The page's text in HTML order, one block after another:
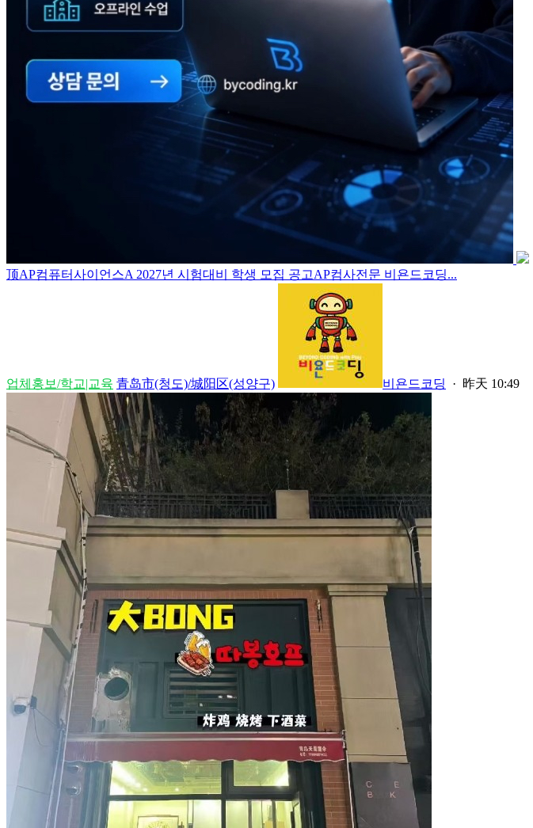
顶AP컴퓨터사이언스A 2027년 시험대비 학생 모집 공고AP컴사전문 비욘드코딩...
업체홍보/학교|교육 青岛市(청도)/城阳区(성양구) 비욘드코딩 · 昨天 10:49